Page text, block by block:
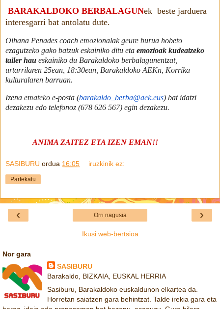
BARAKALDOKO BERBALAGUNek beste jarduera
interesgarri bat antolatu dute.
Oihana Penades coach emozionalak geure burua hobeto
ezagutzeko gako batzuk eskainiko ditu eta emozioak kudeatzeko
tailer hau eskainiko du Barakaldoko berbalagunentzat,
urtarrilaren 25ean, 18:30ean, Barakaldoko AEKn, Korrika
kulturalaren barruan.
Izena emateko e-posta (barakaldo_berba@aek.eus) bat idatzi
dezakezu edo telefonoz (678 626 567) egin dezakezu.
ANIMA ZAITEZ ETA IZEN EMAN!!
SASIBURU ordua 16:05 iruzkinik ez:
Partekatu
‹ ›
Orri nagusia
Ikusi web-bertsioa
Nor gara
SASIBURU
Barakaldo, BIZKAIA, EUSKAL HERRIA
Sasiburu, Barakaldoko euskaldunon elkartea da.
Horretan saiatzen gara behintzat. Talde irekia gara eta